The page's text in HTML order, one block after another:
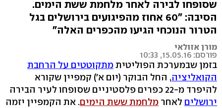
שסופחו לבירה לאחר מלחמת ששת הימים.
הסיבה: "60 אחוז מהפיגועים בירושלים בגל
הטרור הנוכחי הגיעו מהכפרים האלה"
מורן אזולאי
פורסם: 15.05.16, 10:33
בזמן שבמערכת הפוליטיתמתקוטטים על הרחבת
הקואליציה, החל הבוקר (יום א') קמפיין שקורא
להיפרד מ-22 כפרים פלסטיניים שסופחו לעיר הבירה
ירושלים לאחר מלחמת ששת הימים. את הקמפיין יזמה